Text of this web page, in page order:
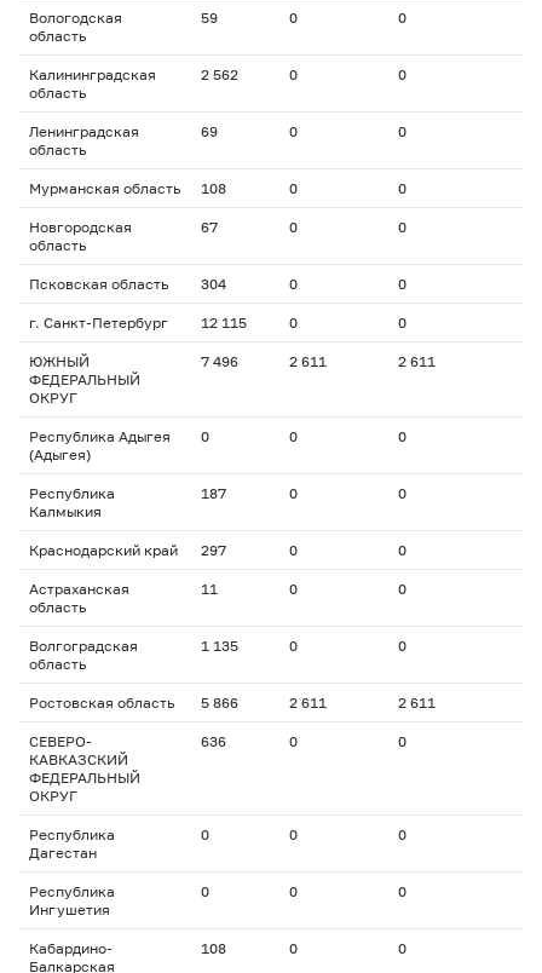
Вологодская
область
59 0 0
Калининградская
область
2 562 0 0
Ленинградская
область
69 0 0
Мурманская область 108 0 0
Новгородская
область
67 0 0
Псковская область 304 0 0
г. Санкт-Петербург 12 115 0 0
ЮЖНЫЙ
ФЕДЕРАЛЬНЫЙ
ОКРУГ
7 496 2 611 2 611
Республика Адыгея
(Адыгея)
0 0 0
Республика
Калмыкия
187 0 0
Краснодарский край 297 0 0
Астраханская
область
11 0 0
Волгоградская
область
1 135 0 0
Ростовская область 5 866 2 611 2 611
СЕВЕРО-
КАВКАЗСКИЙ
ФЕДЕРАЛЬНЫЙ
ОКРУГ
636 0 0
Республика
Дагестан
0 0 0
Республика
Ингушетия
0 0 0
Кабардино-
Балкарская
108 0 0